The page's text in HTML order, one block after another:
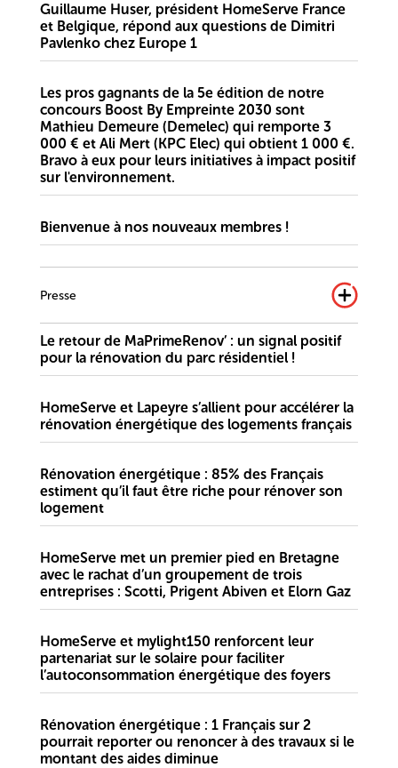
Guillaume Huser, président HomeServe France
et Belgique, répond aux questions de Dimitri
Pavlenko chez Europe 1
Les pros gagnants de la 5e édition de notre
concours Boost By Empreinte 2030 sont
Mathieu Demeure (Demelec) qui remporte 3
000 € et Ali Mert (KPC Elec) qui obtient 1 000 €.
Bravo à eux pour leurs initiatives à impact positif
sur l'environnement.
Bienvenue à nos nouveaux membres !
Presse
Le retour de MaPrimeRenov’ : un signal positif
pour la rénovation du parc résidentiel !
HomeServe et Lapeyre s’allient pour accélérer la
rénovation énergétique des logements français
Rénovation énergétique : 85% des Français
estiment qu’il faut être riche pour rénover son
logement
HomeServe met un premier pied en Bretagne
avec le rachat d’un groupement de trois
entreprises : Scotti, Prigent Abiven et Elorn Gaz
HomeServe et mylight150 renforcent leur
partenariat sur le solaire pour faciliter
l’autoconsommation énergétique des foyers
Rénovation énergétique : 1 Français sur 2
pourrait reporter ou renoncer à des travaux si le
montant des aides diminue